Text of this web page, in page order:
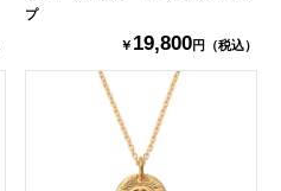
プ
￥ 19,800円（税込）